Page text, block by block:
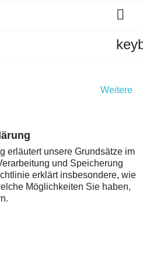

Weitere
erläutert unsere Grundsätze im
und Speicherung
erklärt insbesondere, wie
Möglichkeiten Sie haben,